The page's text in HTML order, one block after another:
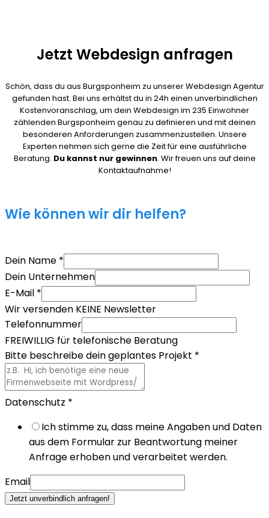
Jetzt Webdesign anfragen
Schön, dass du aus Burgsponheim zu unserer Webdesign Agentur
gefunden hast. Bei uns erhältst du in 24h einen unverbindlichen
Kostenvoranschlag, um dein Webdesign im 235 Einwohner
zählenden Burgsponheim genau zu definieren und mit deinen
besonderen Anforderungen zusammenzustellen. Unsere
Experten nehmen sich gerne die Zeit für eine ausführliche
Beratung. Du kannst nur gewinnen. Wir freuen uns auf deine
Kontaktaufnahme!
Wie können wir dir helfen?
Dein Name *
Dein Unternehmen
E-Mail *
Wir versenden KEINE Newsletter
Telefonnummer
FREIWILLIG für telefonische Beratung
Bitte beschreibe dein geplantes Projekt *
Datenschutz *
Ich stimme zu, dass meine Angaben und Daten
aus dem Formular zur Beantwortung meiner
Anfrage erhoben und verarbeitet werden.
Email
Jetzt unverbindlich anfragen!